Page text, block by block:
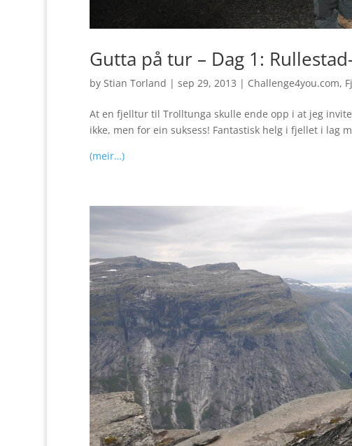
Gutta på tur – Dag 1:
by Stian Torland | sep 29, 2013 | Challenge4you.com,
At en fjelltur til Trolltunga skulle ende opp i at jeg
ikke, men for ein suksess! Fantastisk helg i fjellet i lag
(meir…)